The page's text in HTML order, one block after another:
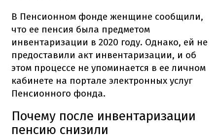
В Пенсионном фонде женщине сообщили,
что ее пенсия была предметом
инвентаризации в 2020 году. Однако, ей не
предоставили акт инвентаризации, и об
этом процессе не упоминается в ее личном
кабинете на портале электронных услуг
Пенсионного фонда.
Почему после инвентаризации
пенсию снизили